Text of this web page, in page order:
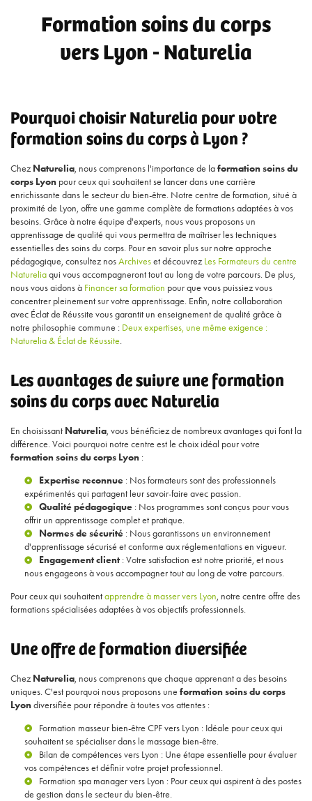
Formation soins du corps
vers Lyon - Naturelia
Pourquoi choisir Naturelia pour votre
formation soins du corps à Lyon ?
ChezNaturelia, nous comprenons l'importance de laformation soins du
corps Lyon pour ceux qui souhaitent se lancer dans une carrière
enrichissante dans le secteur du bien-être. Notre centre de formation, situé à
proximité de Lyon, offre une gamme complète de formations adaptées à vos
besoins. Grâce à notre équipe d'experts, nous vous proposons un
apprentissage de qualité qui vous permettra de maîtriser les techniques
essentielles des soins du corps. Pour en savoir plus sur notre approche
pédagogique, consultez nosArchiveset découvrezLes Formateurs du centre
Natureliaqui vous accompagneront tout au long de votre parcours. De plus,
nous vous aidons à Financer sa formation pour que vous puissiez vous
concentrer pleinement sur votre apprentissage. Enfin, notre collaboration
avec Éclat de Réussite vous garantit un enseignement de qualité grâce à
notre philosophie commune : Deux expertises, une même exigence :
Naturelia & Éclat de Réussite.
Les avantages de suivre une formation
soins du corps avec Naturelia
En choisissant Naturelia, vous bénéficiez de nombreux avantages qui font la
différence. Voici pourquoi notre centre est le choix idéal pour votre
formation soins du corps Lyon :
Expertise reconnue : Nos formateurs sont des professionnels
expérimentés qui partagent leur savoir-faire avec passion.
Qualité pédagogique : Nos programmes sont conçus pour vous
offrir un apprentissage complet et pratique.
Normes de sécurité : Nous garantissons un environnement
d'apprentissage sécurisé et conforme aux réglementations en vigueur.
Engagement client : Votre satisfaction est notre priorité, et nous
nous engageons à vous accompagner tout au long de votre parcours.
Pour ceux qui souhaitentapprendre à masser vers Lyon, notre centre offre des
formations spécialisées adaptées à vos objectifs professionnels.
Une offre de formation diversifiée
ChezNaturelia, nous comprenons que chaque apprenant a des besoins
uniques. C'est pourquoi nous proposons une formation soins du corps
Lyondiversifiée pour répondre à toutes vos attentes :
Formation masseur bien-être CPF vers Lyon : Idéale pour ceux qui
souhaitent se spécialiser dans le massage bien-être.
Bilan de compétences vers Lyon : Une étape essentielle pour évaluer
vos compétences et définir votre projet professionnel.
Formation spa manager vers Lyon : Pour ceux qui aspirent à des postes
de gestion dans le secteur du bien-être.